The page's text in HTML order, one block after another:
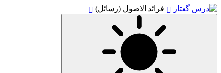
فرائد الاصول (رسائل)